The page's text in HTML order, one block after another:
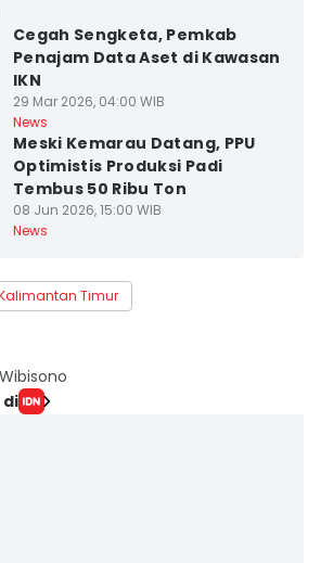
Cegah Sengketa, Pemkab
Penajam Data Aset di Kawasan
IKN
29 Mar 2026, 04:00 WIB
News
Meski Kemarau Datang, PPU
Optimistis Produksi Padi
Tembus 50 Ribu Ton
08 Jun 2026, 15:00 WIB
News
Timur
di